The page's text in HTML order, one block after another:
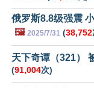
俄罗斯8.8级强震
🖼️ 2025/7/31 (38,752
天下奇谭（321）
(91,004次)